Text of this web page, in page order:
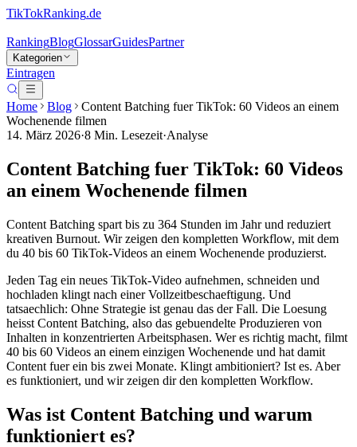
TikTokRanking.de
RankingBlogGlossarGuidesPartner
Kategorien
Eintragen
Home Blog
Content Batching fuer TikTok: 60 Videos an einem
Wochenende filmen
14. März 2026·8 Min. Lesezeit·Analyse
Content Batching fuer TikTok: 60 Videos
an einem Wochenende filmen
Content Batching spart bis zu 364 Stunden im Jahr und reduziert
kreativen Burnout. Wir zeigen den kompletten Workflow, mit dem
du 40 bis 60 TikTok-Videos an einem Wochenende produzierst.
Jeden Tag ein neues TikTok-Video aufnehmen, schneiden und
hochladen klingt nach einer Vollzeitbeschaeftigung. Und
tatsaechlich: Ohne Strategie ist genau das der Fall. Die Loesung
heisst Content Batching, also das gebuendelte Produzieren von
Inhalten in konzentrierten Arbeitsphasen. Wer es richtig macht, filmt
40 bis 60 Videos an einem einzigen Wochenende und hat damit
Content fuer ein bis zwei Monate. Klingt ambitioniert? Ist es. Aber
es funktioniert, und wir zeigen dir den kompletten Workflow.
Was ist Content Batching und warum
funktioniert es?